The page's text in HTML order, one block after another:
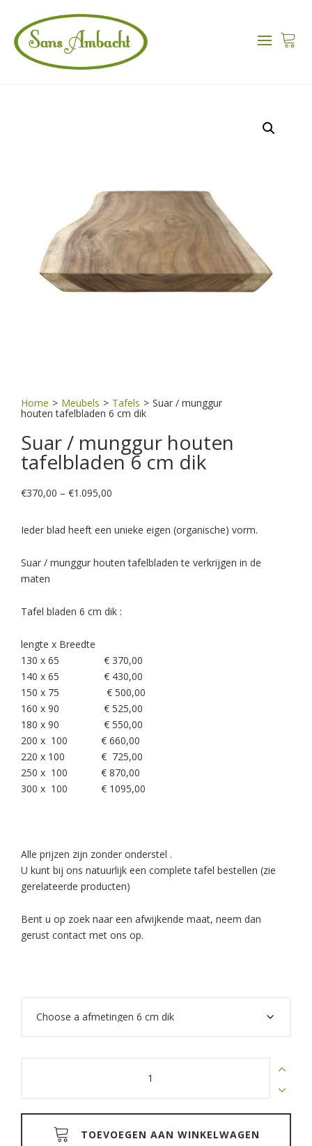
Home > Meubels > Tafels > Suar / munggur
houten tafelbladen 6 cm dik
Suar / munggur houten
tafelbladen 6 cm dik
€370,00 – €1.095,00
€370,00
€1.095,00
Ieder blad heeft een unieke eigen (organische) vorm.
Suar / munggur houten tafelbladen te verkrijgen in de
maten
Tafel bladen 6 cm dik :
lengte x Breedte
130 x 65 € 370,00
140 x 65 € 430,00
150 x 75 € 500,00
160 x 90 € 525,00
180 x 90 € 550,00
200 x 100 € 660,00
220 x 100 € 725,00
250 x 100 € 870,00
300 x 100 € 1095,00
Alle prijzen zijn zonder onderstel .
U kunt bij ons natuurlijk een complete tafel bestellen (zie
gerelateerde producten)
Bent u op zoek naar een afwijkende maat, neem dan
gerust contact met ons op.
6
TOEVOEGEN AAN WINKELWAGEN